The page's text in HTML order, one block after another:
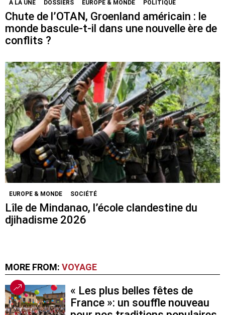
À LA UNE DOSSIERS EUROPE & MONDE POLITIQUE
Chute de l’OTAN, Groenland américain : le
monde bascule-t-il dans une nouvelle ère de
conflits ?
EUROPE & MONDE SOCIÉTÉ
Lîle de Mindanao, l’école clandestine du
djihadisme 2026
MORE FROM: VOYAGE
« Les plus belles fêtes de
France »: un souffle nouveau